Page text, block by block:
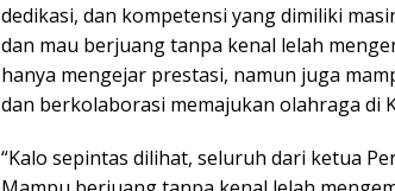
dedikasi, dan kompetensi yang dimiliki
dan mau berjuang tanpa kenal lelah
hanya mengejar prestasi, namun juga
dan berkolaborasi memajukan olahraga di
“Kalo sepintas dilihat, seluruh dari ketua